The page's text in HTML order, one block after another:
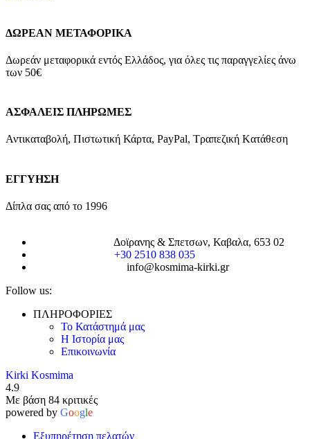
ΔΩΡΕΑΝ ΜΕΤΑΦΟΡΙΚΑ
Δωρεάν μεταφορικά εντός Ελλάδος, για όλες τις παραγγελίες άνω
των 50€
ΑΣΦΑΛΕΙΣ ΠΛΗΡΩΜΕΣ
Αντικαταβολή, Πιστωτική Κάρτα, PayPal, Τραπεζική Kατάθεση
ΕΓΓΥΗΣΗ
Δίπλα σας από το 1996
Δοϊρανης & Σπετσων, Καβαλα, 653 02
+30 2510 838 035
info@kosmima-kirki.gr
Follow us:
ΠΛΗΡΟΦΟΡΙΕΣ
Το Κατάστημά μας
Η Ιστορία μας
Επικοινωνία
Kirki Kosmima
4.9
Με βάση 84 κριτικές
powered by Google
Εξυπηρέτηση πελατών